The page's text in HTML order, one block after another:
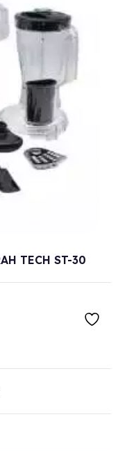
TECH ST-30